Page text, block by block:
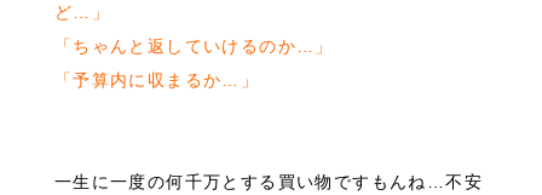
ど…」
「ちゃんと返していけるのか…」
「予算内に収まるか…」
一生に一度の何千万とする買い物ですもんね…不安